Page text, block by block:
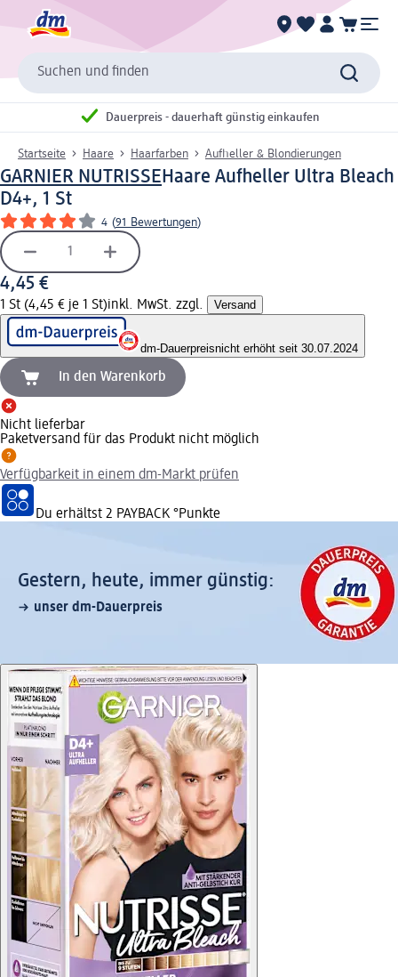
Suchen und finden
Dauerpreis - dauerhaft günstig einkaufen
Startseite Haare Haarfarben Aufheller & Blondierungen
GARNIER NUTRISSE Haare Aufheller Ultra Bleach
D4+, 1 St
4 (91 Bewertungen)
4,45 €
1 St (4,45 € je 1 St)inkl. MwSt. zzgl. Versand
dm-Dauerpreisnicht erhöht seit 30.07.2024
In den Warenkorb
Nicht lieferbar
Paketversand für das Produkt nicht möglich
Verfügbarkeit in einem dm-Markt prüfen
Du erhältst 2 PAYBACK °Punkte
Gestern, heute, immer günstig:
unser dm-Dauerpreis